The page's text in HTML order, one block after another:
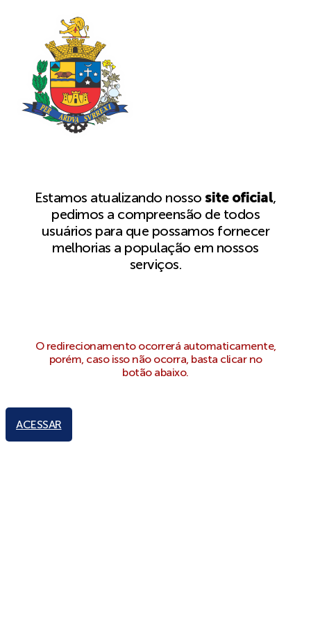
Estamos atualizando nossosite oficial,
pedimos a compreensão de todos
usuários para que possamos fornecer
melhorias a população em nossos
serviços.
O redirecionamento ocorrerá automaticamente,
porém, caso isso não ocorra, basta clicar no
botão abaixo.
ACESSAR